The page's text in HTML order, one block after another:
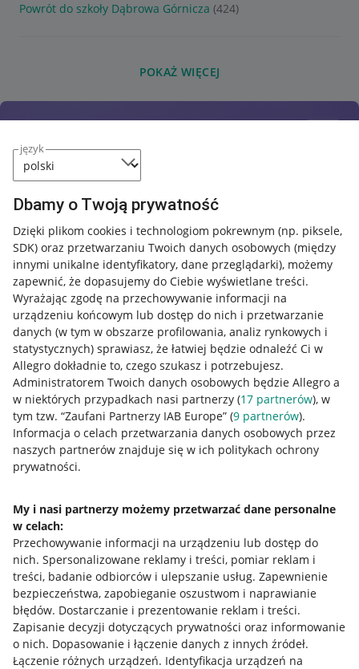
język
Dbamy o Twoją prywatność
Dzięki plikom cookies i technologiom pokrewnym (np. piksele,
SDK) oraz przetwarzaniu Twoich danych osobowych (między
innymi unikalne identyfikatory, dane przeglądarki), możemy
zapewnić, że dopasujemy do Ciebie wyświetlane treści.
Wyrażając zgodę na przechowywanie informacji na
urządzeniu końcowym lub dostęp do nich i przetwarzanie
danych (w tym w obszarze profilowania, analiz rynkowych i
statystycznych) sprawiasz, że łatwiej będzie odnaleźć Ci w
Allegro dokładnie to, czego szukasz i potrzebujesz.
Administratorem Twoich danych osobowych będzie Allegro a
w niektórych przypadkach nasi partnerzy (17 partnerów), w
tym tzw. “Zaufani Partnerzy IAB Europe” (9 partnerów).
Informacja o celach przetwarzania danych osobowych przez
naszych partnerów znajduje się w ich politykach ochrony
prywatności.
My i nasi partnerzy możemy przetwarzać dane personalne
w celach:
Przechowywanie informacji na urządzeniu lub dostęp do
nich. Spersonalizowane reklamy i treści, pomiar reklam i
treści, badanie odbiorców i ulepszanie usług. Zapewnienie
bezpieczeństwa, zapobieganie oszustwom i naprawianie
błędów. Dostarczanie i prezentowanie reklam i treści.
Zapisanie decyzji dotyczących prywatności oraz informowanie
o nich. Dopasowanie i łączenie danych z innych źródeł.
Łączenie różnych urządzeń. Identyfikacja urządzeń na
Powrót do szkoły Dąbrowa Górnicza (424)
POKAŻ WIĘCEJ
Przydatne informacje
Jak to działa
Allegro Gadane dla sprzedających
Allegro Gadane dla kupujących
Mapa miejscowości
Informacje prawne
Regulamin